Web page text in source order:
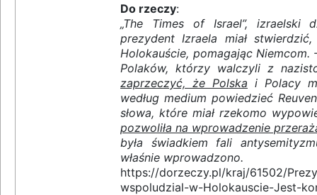
Do rzeczy:
„The Times of Israel”, izraelski
prezydent Izraela miał
Holokauście, pomagając
Polaków, którzy walczyli z
zaprzeczyć, że Polska i Polacy
według medium powiedzieć
słowa, które miał rzekomo
pozwoliła na wprowadzenie
była świadkiem fali
właśnie wprowadzono.
https://dorzeczy.pl/kraj/61502/
wspoludzial-w-Holokauscie-Jest-